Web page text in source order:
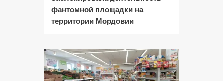
фантомной площадки на
территории Мордовии